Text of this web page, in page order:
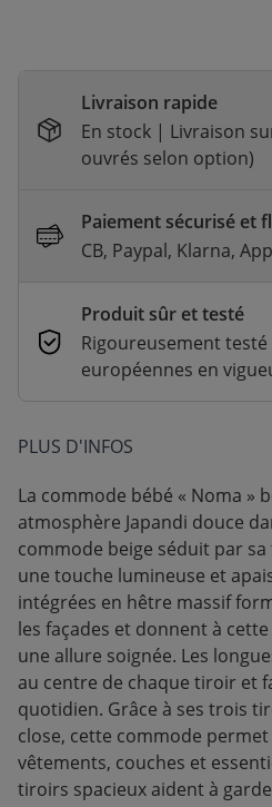
Livraison rapide
En stock | Livraison
ouvrés selon option)
Paiement sécurisé et
CB, Paypal, Klarna,
Produit sûr et testé
Rigoureusement
européennes en
PLUS D'INFOS
La commode bébé « Noma »
atmosphère Japandi douce
commode beige séduit par
une touche lumineuse et
intégrées en hêtre massif
les façades et donnent à
une allure soignée. Les
au centre de chaque tiroir et
quotidien. Grâce à ses trois
close, cette commode
vêtements, couches et
tiroirs spacieux aident à